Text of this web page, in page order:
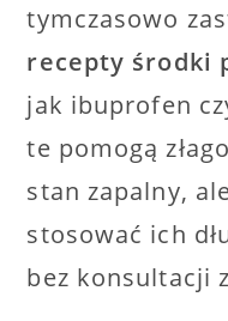
tymczasowo
recepty środki
jak ibuprofen
te pomogą
stan zapalny,
stosować ich
bez konsultacji